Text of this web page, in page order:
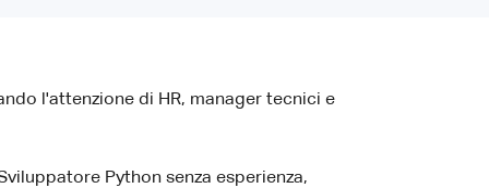
l'attenzione di HR, manager tecnici e
Python senza esperienza,